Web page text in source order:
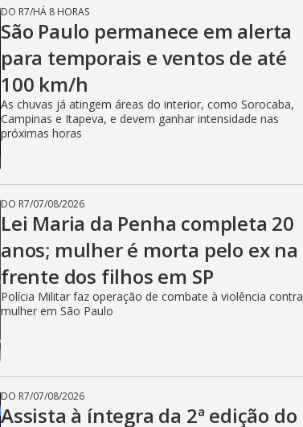
DO R7/HÁ 8 HORAS
São Paulo permanece em alerta
para temporais e ventos de até
100 km/h
As chuvas já atingem áreas do interior, como Sorocaba,
Campinas e Itapeva, e devem ganhar intensidade nas
próximas horas
DO R7/07/08/2026
Lei Maria da Penha completa 20
anos; mulher é morta pelo ex na
frente dos filhos em SP
Polícia Militar faz operação de combate à violência contra
mulher em São Paulo
DO R7/07/08/2026
Assista à íntegra da 2ª edição do